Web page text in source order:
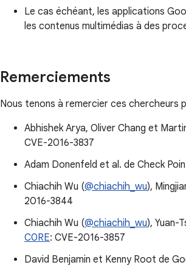
Le cas échéant, les applications
les contenus multimédias à des
Remerciements
Nous tenons à remercier ces chercheurs
Abhishek Arya, Oliver Chang et
CVE-2016-3837
Adam Donenfeld et al. de Check
Chiachih Wu (@chiachih_wu),
2016-3844
Chiachih Wu (@chiachih_wu), Yuan-
C0RE: CVE-2016-3857
David Benjamin et Kenny Root de